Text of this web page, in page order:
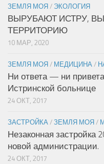
ЗЕМЛЯ МОЯ/ ЭКОЛОГИЯ
ВЫРУБАЮТ ИСТРУ,
ТЕРРИТОРИЮ
10 МАР, 2020
ЗЕМЛЯ МОЯ/ МЕДИЦИНА/
Ни ответа — ни
Истринской больнице
24 ОКТ, 2017
ЗАСТРОЙКА/ЗЕМЛЯ МОЯ/
Незаконная застройка
новой администрации.
24 ОКТ, 2017